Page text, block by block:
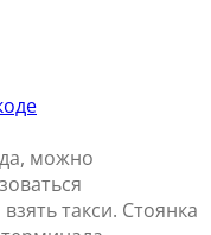
можно
такси. Стоянка